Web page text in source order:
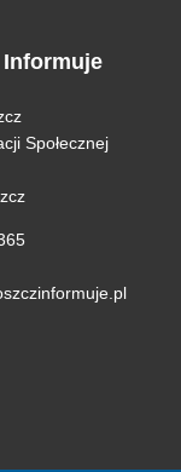
Społecznej